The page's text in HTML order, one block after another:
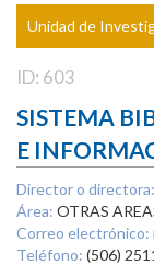
Unidad de
ID: 603
SISTEMA
E
Director o directora:
Área: OTRAS
Correo electrónico:
Teléfono: (506)